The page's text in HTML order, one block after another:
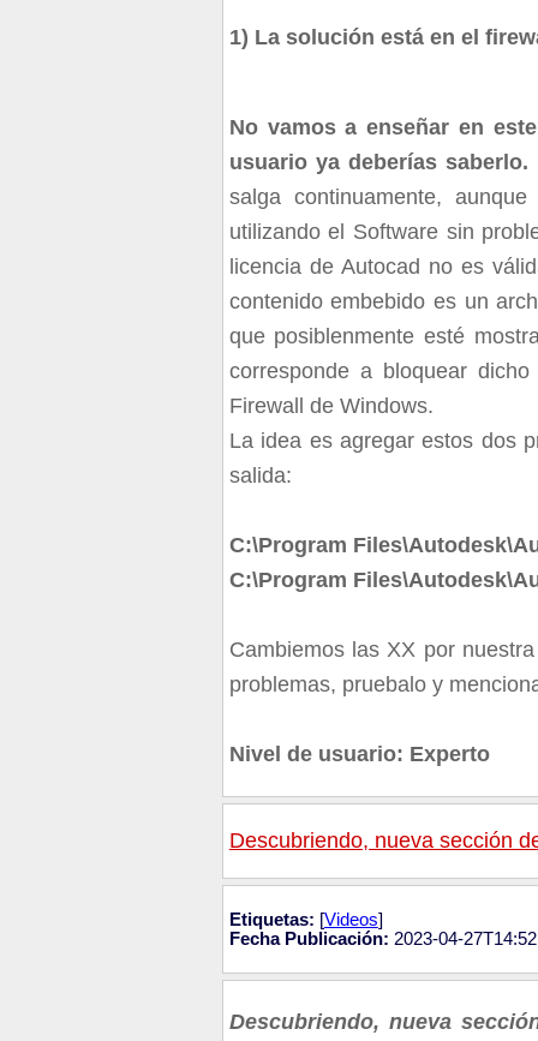
1) La solución está en el
No vamos a enseñar en
usuario ya deberías saberlo.
salga continuamente,
utilizando el Software sin
licencia de Autocad no es
contenido embebido es un
que posiblenmente esté
corresponde a bloquear
Firewall de Windows.
La idea es agregar estos dos
salida:
C:\Program
C:\Program
Cambiemos las XX por
problemas, pruebalo y
Nivel de usuario: Experto
Descubriendo, nueva sección
Etiquetas: [Videos]
Fecha Publicación: 2023-04-
Descubriendo, nueva